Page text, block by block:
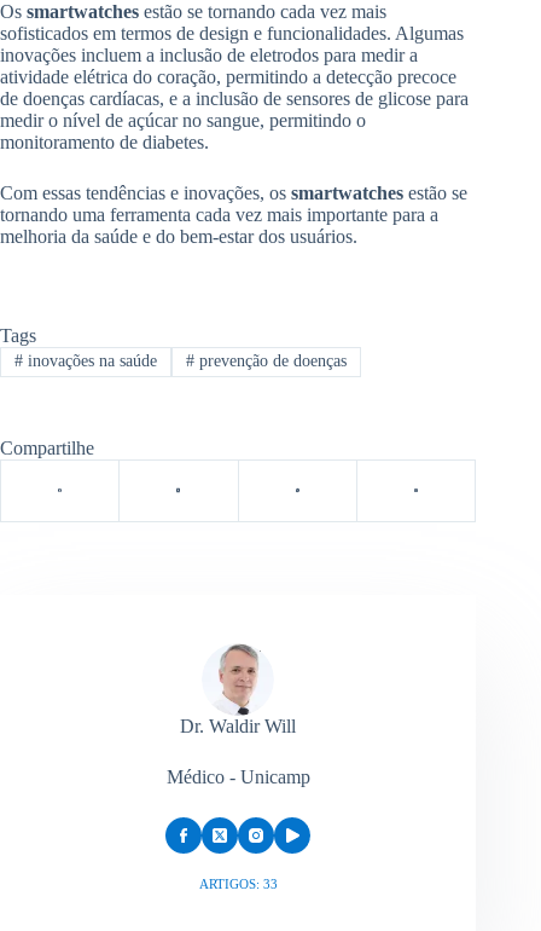
Os smartwatches estão se tornando cada vez mais
sofisticados em termos de design e funcionalidades. Algumas
inovações incluem a inclusão de eletrodos para medir a
atividade elétrica do coração, permitindo a detecção precoce
de doenças cardíacas, e a inclusão de sensores de glicose para
medir o nível de açúcar no sangue, permitindo o
monitoramento de diabetes.
Com essas tendências e inovações, os smartwatches estão se
tornando uma ferramenta cada vez mais importante para a
melhoria da saúde e do bem-estar dos usuários.
Tags
#inovações na saúde #prevenção de doenças
Compartilhe
Dr. Waldir Will
Médico - Unicamp
ARTIGOS: 33